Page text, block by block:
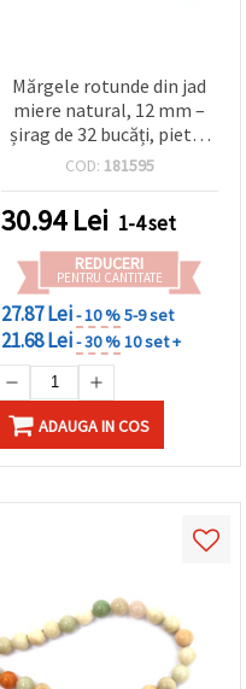
Mărgele rotunde din jad
miere natural, 12 mm –
șirag de 32 bucăți, pietre
semiprețioase pentru
brățări și coliere
COD: 181595
30.94Lei 1-4 set
REDUCERI
PENTRU CANTITATE
27.87 Lei- 10 %5-9 set
21.68 Lei- 30 %10 set +
ADAUGA IN COS